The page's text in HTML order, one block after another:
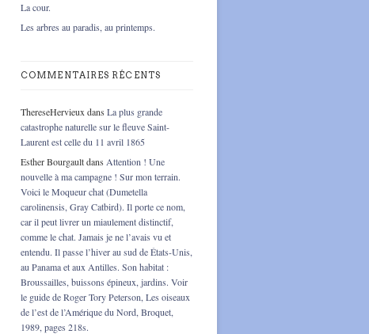
La cour.
Les arbres au paradis, au printemps.
COMMENTAIRES RÉCENTS
ThereseHervieux dans La plus grande
catastrophe naturelle sur le fleuve Saint-
Laurent est celle du 11 avril 1865
Esther Bourgaultdans Attention ! Une
nouvelle à ma campagne ! Sur mon terrain.
Voici le Moqueur chat (Dumetella
carolinensis, Gray Catbird). Il porte ce nom,
car il peut livrer un miaulement distinctif,
comme le chat. Jamais je ne l’avais vu et
entendu. Il passe l’hiver au sud de États-Unis,
au Panama et aux Antilles. Son habitat :
Broussailles, buissons épineux, jardins. Voir
le guide de Roger Tory Peterson, Les oiseaux
de l’est de l’Amérique du Nord, Broquet,
1989, pages 218s.